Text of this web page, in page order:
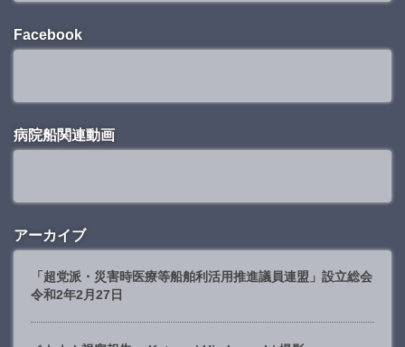
Facebook
病院船関連動画
アーカイブ
「超党派・災害時医療等船舶利活用推進議員連盟」設立総会
令和2年2月27日